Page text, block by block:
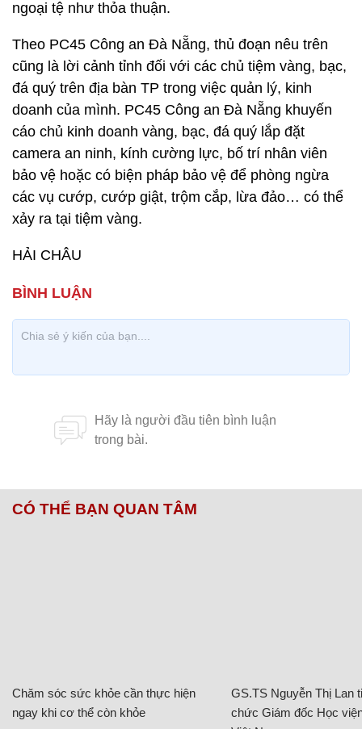
ngoại tệ như thỏa thuận.
Theo PC45 Công an Đà Nẵng, thủ đoạn nêu trên
cũng là lời cảnh tỉnh đối với các chủ tiệm vàng, bạc,
đá quý trên địa bàn TP trong việc quản lý, kinh
doanh của mình. PC45 Công an Đà Nẵng khuyến
cáo chủ kinh doanh vàng, bạc, đá quý lắp đặt
camera an ninh, kính cường lực, bố trí nhân viên
bảo vệ hoặc có biện pháp bảo vệ để phòng ngừa
các vụ cướp, cướp giật, trộm cắp, lừa đảo… có thể
xảy ra tại tiệm vàng.
HẢI CHÂU
CÓ THỂ BẠN QUAN TÂM
Chăm sóc sức khỏe cần thực hiện
ngay khi cơ thể còn khỏe
GS.TS Nguyễn Thị Lan
chức Giám đốc Học